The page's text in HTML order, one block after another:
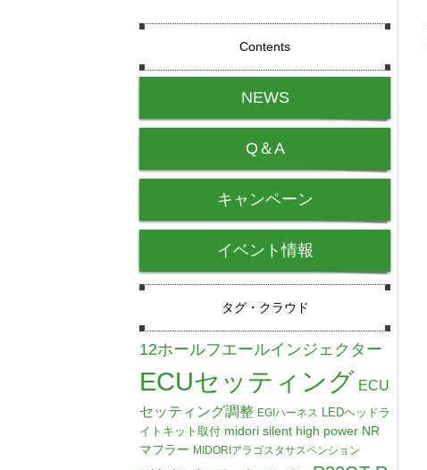
Contents
NEWS
Q＆A
キャンペーン
イベント情報
タグ・クラウド
12ホールフエールインジェクター
ECUセッティング ECU
セッティング調整 EGIハーネス LEDヘッドラ
イトキット取付 midori silent high power NR
マフラー MIDORIアラゴスタサスペンション